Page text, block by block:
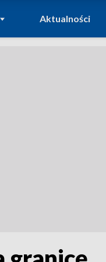
DO
Aktualności